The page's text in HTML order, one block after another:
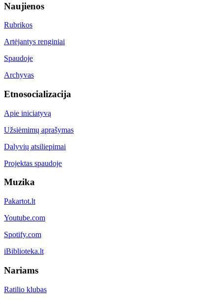
Naujienos
Rubrikos
Artėjantys renginiai
Spaudoje
Archyvas
Etnosocializacija
Apie iniciatyvą
Užsiėmimų aprašymas
Dalyvių atsiliepimai
Projektas spaudoje
Muzika
Pakartot.lt
Youtube.com
Spotify.com
iBiblioteka.lt
Nariams
Ratilio klubas